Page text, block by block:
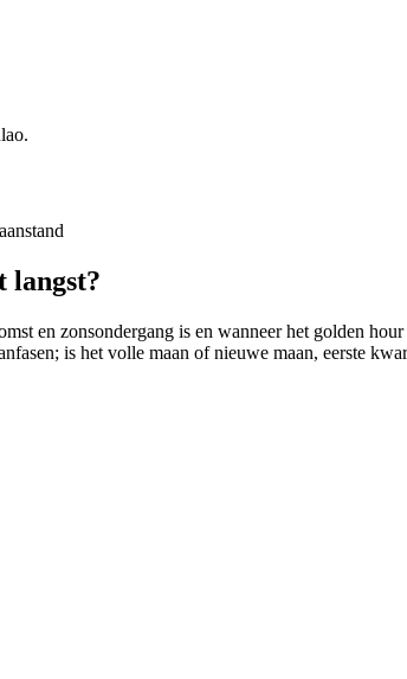
langst?
en zonsondergang is en wanneer het golden
is het volle maan of nieuwe maan, eerste